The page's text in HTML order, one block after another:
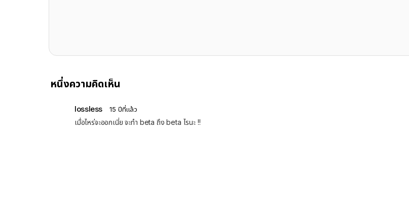
หนึ่งความคิดเห็น
lossless 15 ปีที่แล้ว
เมื่อไหร่จะออกเนี่ย จะทำ beta ถึง beta ไรนะ !!